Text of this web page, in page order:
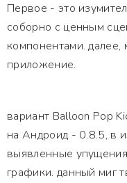
Первое - это
соборно с ценным
компонентами.
приложение.
вариант Balloon Pop
на Андроид - 0.8.5, в
выявленные
графики. данный миг